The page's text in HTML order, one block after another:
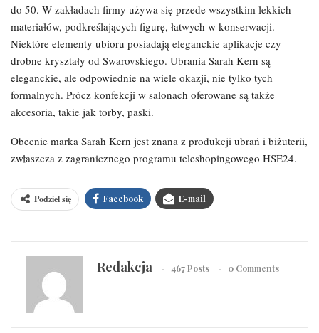
do 50. W zakładach firmy używa się przede wszystkim lekkich
materiałów, podkreślających figurę, łatwych w konserwacji.
Niektóre elementy ubioru posiadają eleganckie aplikacje czy
drobne kryształy od Swarovskiego. Ubrania Sarah Kern są
eleganckie, ale odpowiednie na wiele okazji, nie tylko tych
formalnych. Prócz konfekcji w salonach oferowane są także
akcesoria, takie jak torby, paski.
Obecnie marka Sarah Kern jest znana z produkcji ubrań i biżuterii,
zwłaszcza z zagranicznego programu teleshopingowego HSE24.
Podziel się Facebook E-mail
Redakcja 467 Posts 0 Comments